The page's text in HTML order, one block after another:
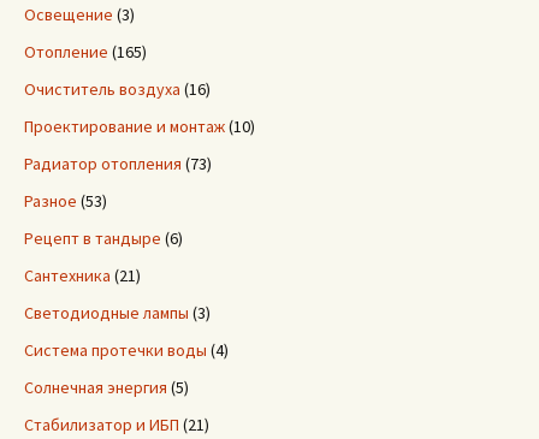
Освещение (3)
Отопление (165)
Очиститель воздуха (16)
Проектирование и монтаж(10)
Радиатор отопления (73)
Разное (53)
Рецепт в тандыре (6)
Сантехника (21)
Светодиодные лампы (3)
Система протечки воды (4)
Солнечная энергия (5)
Стабилизатор и ИБП (21)